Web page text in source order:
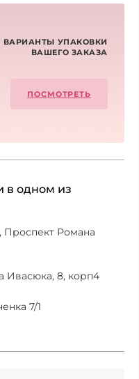
ВАРИАНТЫ УПАКОВКИ
ВАШЕГО ЗАКАЗА
ПОСМОТРЕТЬ
в одном из
Проспект Романа
Ивасюка, 8, корп4
7/1